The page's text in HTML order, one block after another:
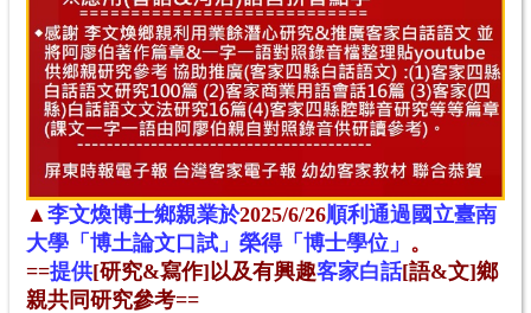
▲ 李文煥博士鄉親業於2025/6/26順利通過國立臺南
大學「博土論文口試」榮得「博士學位」 。
==提供[研究&寫作]以及有興趣客家白話[語&文]鄉
親共同研究參考==